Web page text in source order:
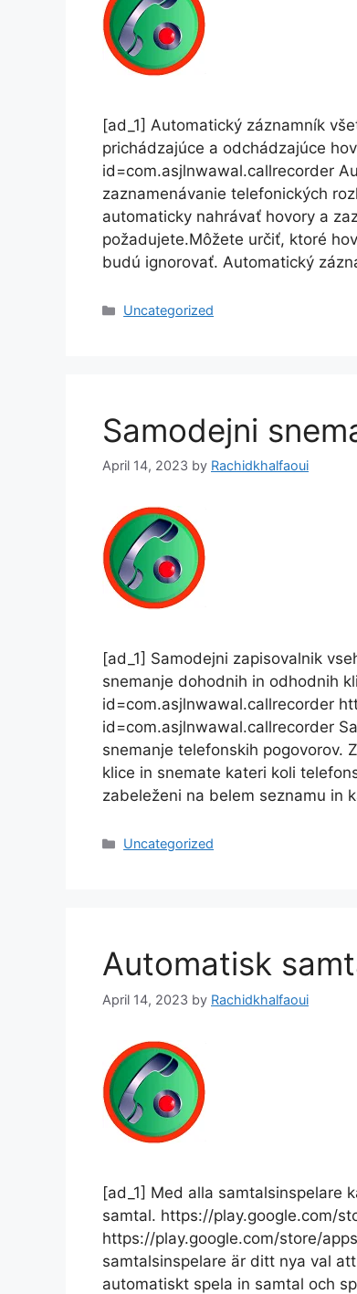
[ad_1] Automatický záznamník
prichádzajúce a odchádzajúce
id=com.asjlnwawal.callrecorder
zaznamenávanie telefonických
automaticky nahrávať hovory a
požadujete.Môžete určiť, ktoré
budú ignorovať. Automatický
Categories
Uncategorized
Samodejni
April 14, 2023 by Rachidkhalfaoui
[ad_1] Samodejni zapisovalnik
snemanje dohodnih in odhodnih
id=com.asjlnwawal.callrecorder
id=com.asjlnwawal.callrecorder
snemanje telefonskih pogovorov.
klice in snemate kateri koli
zabeleženi na belem seznamu in
Categories
Uncategorized
Automatisk
April 14, 2023 by Rachidkhalfaoui
[ad_1] Med alla samtalsinspelare
samtal. https://play.google.com/
https://play.google.com/store/
samtalsinspelare är ditt nya val
automatiskt spela in samtal och